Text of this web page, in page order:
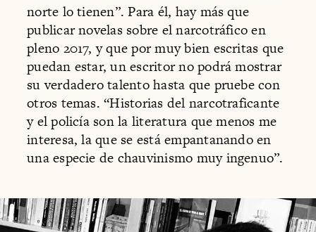
norte lo tienen”. Para él, hay más que
publicar novelas sobre el narcotráfico en
pleno 2017, y que por muy bien escritas que
puedan estar, un escritor no podrá mostrar
su verdadero talento hasta que pruebe con
otros temas. “Historias del narcotraficante
y el policía son la literatura que menos me
interesa, la que se está empantanando en
una especie de chauvinismo muy ingenuo”.